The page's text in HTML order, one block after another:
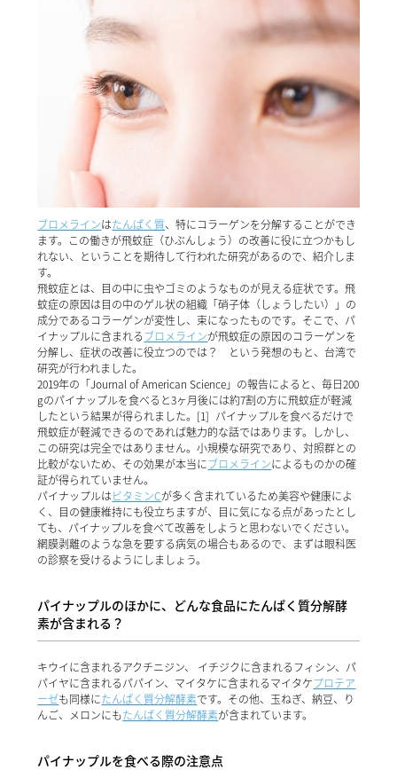
ブロメラインはたんぱく質、特にコラーゲンを分解することができ
ます。この働きが飛蚊症（ひぶんしょう）の改善に役に立つかもし
れない、ということを期待して行われた研究があるので、紹介しま
す。
飛蚊症とは、目の中に虫やゴミのようなものが見える症状です。飛
蚊症の原因は目の中のゲル状の組織「硝子体（しょうしたい）」の
成分であるコラーゲンが変性し、束になったものです。そこで、パ
イナップルに含まれるブロメラインが飛蚊症の原因のコラーゲンを
分解し、症状の改善に役立つのでは？ という発想のもと、台湾で
研究が行われました。
2019年の「Journal of American Science」の報告によると、毎日200
gのパイナップルを食べると3ヶ月後には約7割の方に飛蚊症が軽減
したという結果が得られました。[1] パイナップルを食べるだけで
飛蚊症が軽減できるのであれば魅力的な話ではあります。しかし、
この研究は完全ではありません。小規模な研究であり、対照群との
比較がないため、その効果が本当にブロメラインによるものかの確
証が得られていません。
パイナップルはビタミンCが多く含まれているため美容や健康によ
く、目の健康維持にも役立ちますが、目に気になる点があったとし
ても、パイナップルを食べて改善をしようと思わないでください。
網膜剥離のような急を要する病気の場合もあるので、まずは眼科医
の診察を受けるようにしましょう。
パイナップルのほかに、どんな食品にたんぱく質分解酵
素が含まれる？
キウイに含まれるアクチニジン、 イチジクに含まれるフィシン、パ
パイヤに含まれるパパイン、マイタケに含まれるマイタケプロテア
ーゼも同様にたんぱく質分解酵素です。その他、玉ねぎ、納豆、り
んご、メロンにもたんぱく質分解酵素が含まれています。
パイナップルを食べる際の注意点